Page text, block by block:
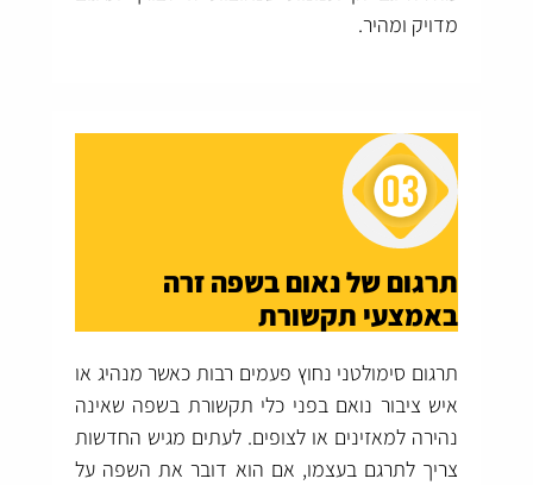
מדויק ומהיר.
תרגום של נאום בשפה זרה
באמצעי תקשורת
תרגום סימולטני נחוץ פעמים רבות כאשר מנהיג או
איש ציבור נואם בפני כלי תקשורת בשפה שאינה
נהירה למאזינים או לצופים. לעתים מגיש החדשות
צריך לתרגם בעצמו, אם הוא דובר את השפה על